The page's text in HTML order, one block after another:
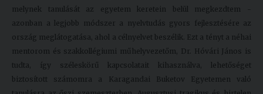
Események
Sajtó
Sport
melynek tanulását az egyetem keretein belül megkezdtem -
azonban a legjobb módszer a nyelvtudás gyors fejlesztésére az
ország meglátogatása, ahol a célnyelvet beszélik. Ezt a tényt a néhai
mentorom és szakkollégiumi műhelyvezetőm, Dr. Hóvári János is
tudta, így széleskörű kapcsolatait kihasználva, lehetőséget
biztosított számomra a Karagandai Buketov Egyetemen való